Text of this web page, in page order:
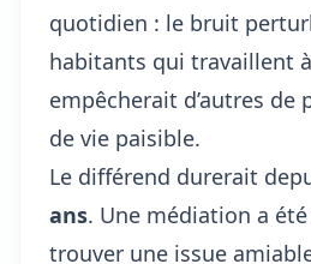
quotidien : le bruit
habitants qui travaillent
empêcherait d’autres de
de vie paisible.
Le différend durerait
ans. Une médiation a
trouver une issue